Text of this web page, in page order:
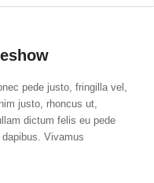
pede justo, fringilla vel,
justo, rhoncus ut,
dictum felis eu pede
Vivamus